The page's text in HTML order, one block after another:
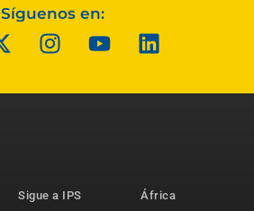
Síguenos en:
Sigue a IPS
África